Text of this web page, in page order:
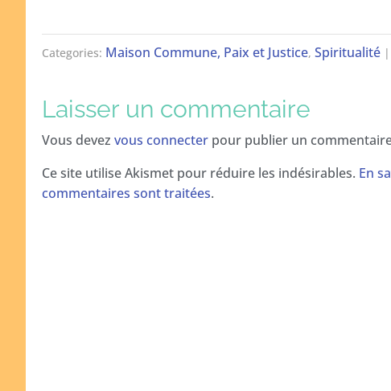
Categories: Maison Commune, Paix et Justice, Spiritualité
Laisser un commentaire
Vous devez vous connecter pour publier un
Ce site utilise Akismet pour réduire les indésirables. En
commentaires sont traitées.